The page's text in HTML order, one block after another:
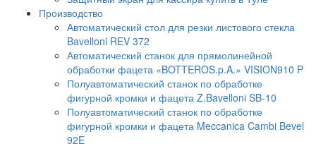
Производство
Автоматический стол для резки листового стекла
Bavelloni REV 372
Автоматический станок для прямолинейной
обработки фацета «BOTTEROS.p.A.» VISION910 P
Полуавтоматический станок по обработке
фигурной кромки и фацета Z.Bavelloni SB-10
Полуавтоматический станок по обработке
фигурной кромки и фацета Meccanica Cambi Bevel
92E